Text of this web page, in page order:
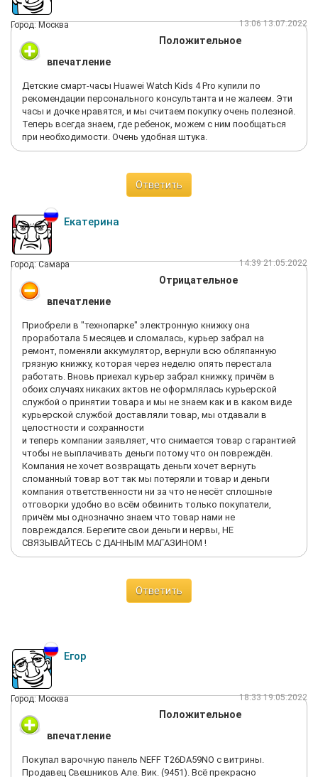
Город: Москва 13:06 13.07.2022
Положительное
впечатление
Детские смарт-часы Huawei Watch Kids 4 Pro купили по
рекомендации персонального консультанта и не жалеем. Эти
часы и дочке нравятся, и мы считаем покупку очень полезной.
Теперь всегда знаем, где ребенок, можем с ним пообщаться
при необходимости. Очень удобная штука.
Ответить
Екатерина
Город: Самара 14:39 21.05.2022
Отрицательное
впечатление
Приобрели в "технопарке" электронную книжку она
проработала 5 месяцев и сломалась, курьер забрал на
ремонт, поменяли аккумулятор, вернули всю обляпанную
грязную книжку, которая через неделю опять перестала
работать. Вновь приехал курьер забрал книжку, причём в
обоих случаях никаких актов не оформлялась курьерской
службой о принятии товара и мы не знаем как и в каком виде
курьерской службой доставляли товар, мы отдавали в
целостности и сохранности
и теперь компании заявляет, что снимается товар с гарантией
чтобы не выплачивать деньги потому что он повреждён.
Компания не хочет возвращать деньги хочет вернуть
сломанный товар вот так мы потеряли и товар и деньги
компания ответственности ни за что не несёт сплошные
отговорки удобно во всём обвинить только покупатели,
причём мы однозначно знаем что товар нами не
повреждался. Берегите свои деньги и нервы, НЕ
СВЯЗЫВАЙТЕСЬ С ДАННЫМ МАГАЗИНОМ !
Ответить
Егор
Город: Москва 18:33 19.05.2022
Положительное
впечатление
Покупал варочную панель NEFF T26DA59NO с витрины.
Продавец Свешников Але. Вик. (9451). Всё прекрасно